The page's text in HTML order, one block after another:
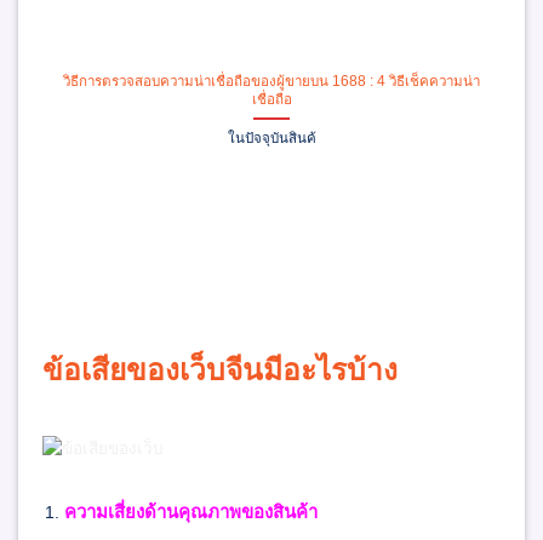
วิธีการตรวจสอบความน่าเชื่อถือของผู้ขายบน 1688 : 4 วิธีเช็คความน่า
เชื่อถือ
ในปัจจุบันสินค้
ข้อเสียของเว็บจีนมีอะไรบ้าง
ความเสี่ยงด้านคุณภาพของสินค้า